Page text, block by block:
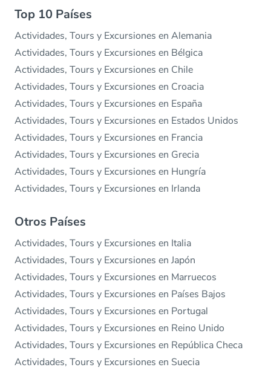
Top 10 Países
Actividades, Tours y Excursiones en Alemania
Actividades, Tours y Excursiones en Bélgica
Actividades, Tours y Excursiones en Chile
Actividades, Tours y Excursiones en Croacia
Actividades, Tours y Excursiones en España
Actividades, Tours y Excursiones en Estados Unidos
Actividades, Tours y Excursiones en Francia
Actividades, Tours y Excursiones en Grecia
Actividades, Tours y Excursiones en Hungría
Actividades, Tours y Excursiones en Irlanda
Otros Países
Actividades, Tours y Excursiones en Italia
Actividades, Tours y Excursiones en Japón
Actividades, Tours y Excursiones en Marruecos
Actividades, Tours y Excursiones en Países Bajos
Actividades, Tours y Excursiones en Portugal
Actividades, Tours y Excursiones en Reino Unido
Actividades, Tours y Excursiones en República Checa
Actividades, Tours y Excursiones en Suecia